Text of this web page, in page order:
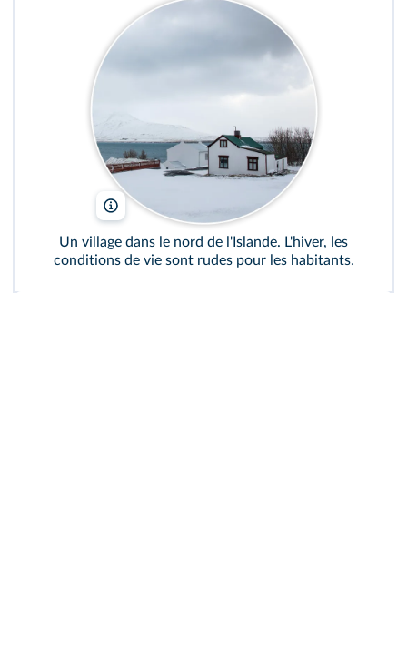
Gestur Gíslason/Alamy
Un village dans le nord de l'Islande. L'hiver, les
conditions de vie sont rudes pour les habitants.